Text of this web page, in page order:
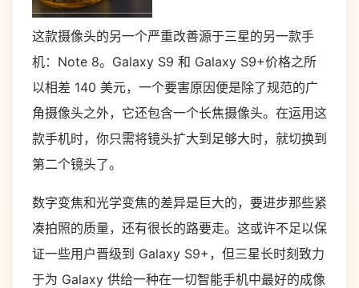
这款摄像头的另一个严重改善源于三星的另一款手
机：Note 8。Galaxy S9 和 Galaxy S9+价格之所
以相差 140 美元，一个要害原因便是除了规范的广
角摄像头之外，它还包含一个长焦摄像头。在运用这
款手机时，你只需将镜头扩大到足够大时，就切换到
第二个镜头了。
数字变焦和光学变焦的差异是巨大的，要进步那些紧
凑拍照的质量，还有很长的路要走。这或许不足以保
证一些用户晋级到 Galaxy S9+，但三星长时刻致力
于为 Galaxy 供给一种在一切智能手机中最好的成像